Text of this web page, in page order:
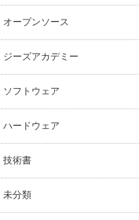
オープンソース
ジーズアカデミー
ソフトウェア
ハードウェア
技術書
未分類